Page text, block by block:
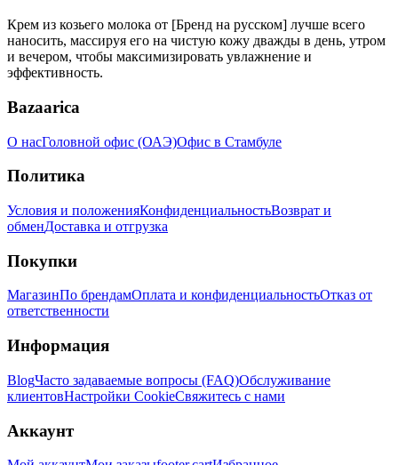
Крем из козьего молока от [Бренд на русском] лучше всего
наносить, массируя его на чистую кожу дважды в день, утром
и вечером, чтобы максимизировать увлажнение и
эффективность.
Bazaarica
О насГоловной офис (ОАЭ)Офис в Стамбуле
Политика
Условия и положенияКонфиденциальностьВозврат и
обменДоставка и отгрузка
Покупки
МагазинПо брендамОплата и конфиденциальностьОтказ от
ответственности
Информация
BlogЧасто задаваемые вопросы (FAQ)Обслуживание
клиентовНастройки CookieСвяжитесь с нами
Аккаунт